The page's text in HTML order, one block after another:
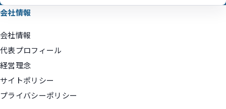
会社情報
会社情報
代表プロフィール
経営理念
サイトポリシー
プライバシーポリシー